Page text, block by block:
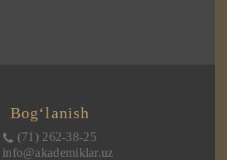
Bog‘lanish
(71) 262-38-25
info@akademiklar.uz